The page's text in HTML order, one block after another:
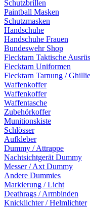
Schutzbrillen
Paintball Masken
Schutzmasken
Handschuhe
Handschuhe Frauen
Bundeswehr Shop
Flecktarn Taktische
Flecktarn Uniformen
Flecktarn Tarnung / Ghillie
Waffenkoffer
Waffenkoffer
Waffentasche
Zubehörkoffer
Munitionskiste
Schlösser
Aufkleber
Dummy / Attrappe
Nachtsichtgerät Dummy
Messer / Axt Dummy
Andere Dummies
Markierung / Licht
Deathrags / Armbinden
Knicklichter / Helmlichter